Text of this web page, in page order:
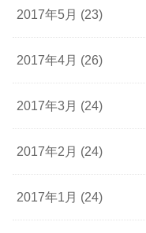
2017年5月 (23)
2017年4月 (26)
2017年3月 (24)
2017年2月 (24)
2017年1月 (24)